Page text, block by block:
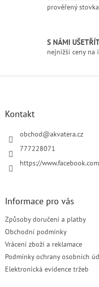
prověřený
S NÁMI
nejnižší ceny na
Z
Kontakt
obchod@akvatera.cz
777228071
https://
Informace pro vás
Způsoby doručení a platby
Obchodní podmínky
Vrácení zboží a reklamace
Podmínky ochrany osobních
Elektronická evidence tržeb